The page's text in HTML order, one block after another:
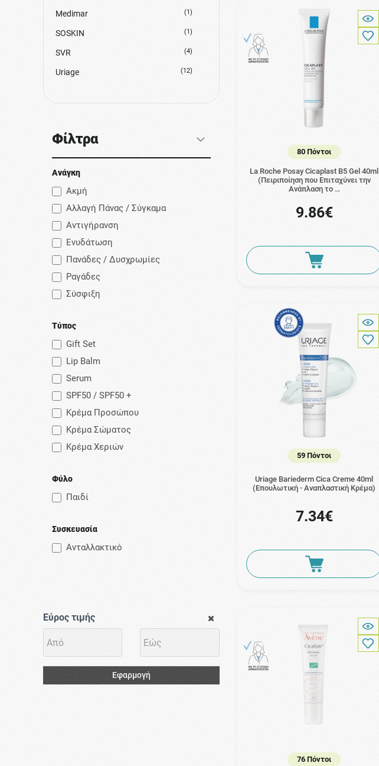
Medimar (1)
SOSKIN (1)
SVR (4)
Uriage (12)
Φίλτρα
Ανάγκη
Ακμή
Αλλαγή Πάνας / Σύγκαμα
Αντιγήρανση
Ενυδάτωση
Πανάδες / Δυσχρωμίες
Ραγάδες
Σύσφιξη
Τύπος
Gift Set
Lip Balm
Serum
SPF50 / SPF50 +
Κρέμα Προσώπου
Κρέμα Σώματος
Κρέμα Χεριών
Φύλο
Παιδί
Συσκευασία
Ανταλλακτικό
Εύρος τιμής
Εφαρμογή
80 Πόντοι
La Roche Posay Cicaplast B5 Gel 40ml
(Πειριποίηση που Επιταχύνει την
Ανάπλαση το …
9.86€
59 Πόντοι
Uriage Bariederm Cica Creme 40ml
(Επουλωτική - Αναπλαστική Κρέμα)
7.34€
76 Πόντοι